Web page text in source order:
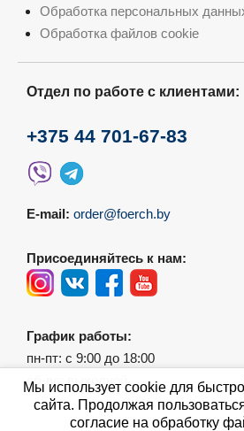
Обработка персональных
Обработка файлов cookie
Отдел по работе с клиентами:
+375 44 701-67-83
E-mail: order@foerch.by
Присоединяйтесь к нам:
График работы:
пн-пт: с 9:00 до 18:00
сб-вс: выходной
Мы использует cookie для
сайта. Продолжая
согласие на обработку